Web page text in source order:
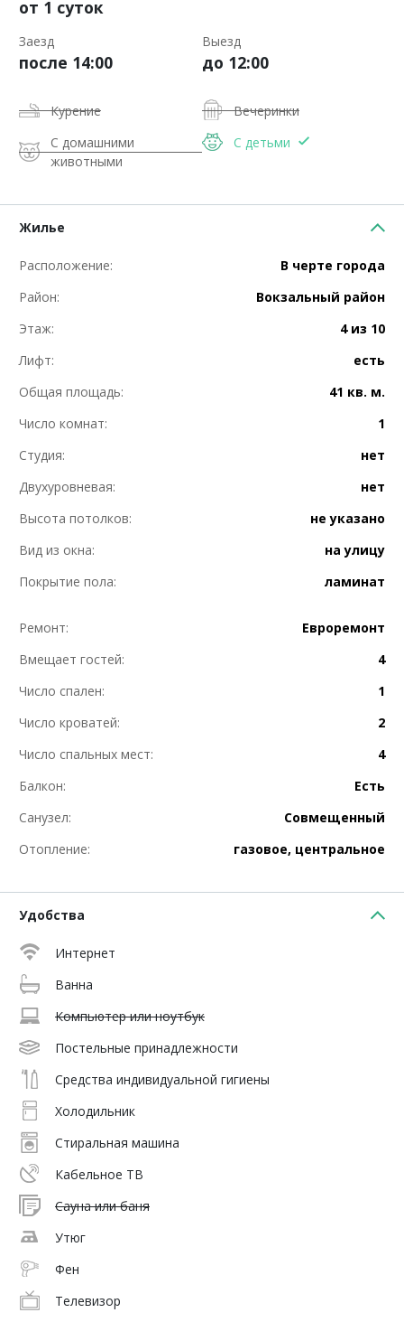
от 1 суток
Заезд
после 14:00
Выезд
до 12:00
Курение
Вечеринки
С домашними
животными
С детьми
Жилье
Расположение:
В черте города
Район:
Вокзальный район
Этаж:
4 из 10
Лифт:
есть
Общая площадь:
41 кв. м.
Число комнат:
1
Студия:
нет
Двухуровневая:
нет
Высота потолков:
не указано
Вид из окна:
на улицу
Покрытие пола:
ламинат
Ремонт:
Евроремонт
Вмещает гостей:
4
Число спален:
1
Число кроватей:
2
Число спальных мест:
4
Балкон:
Есть
Санузел:
Совмещенный
Отопление:
газовое, центральное
Удобства
Интернет
Ванна
Компьютер или ноутбук
Постельные принадлежности
Средства индивидуальной гигиены
Холодильник
Стиральная машина
Кабельное ТВ
Сауна или баня
Утюг
Фен
Телевизор